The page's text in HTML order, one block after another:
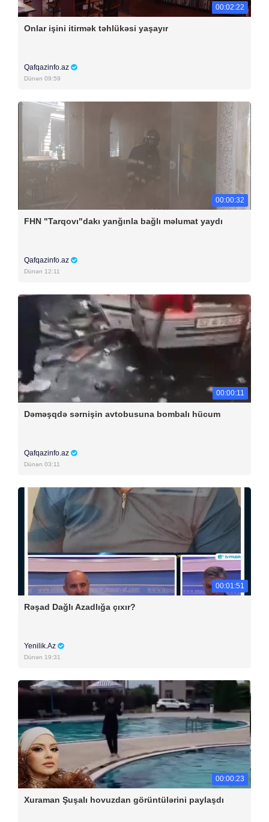
00:02:22
Onlar işini itirmək təhlükəsi yaşayır
Qafqazinfo.az
Dünən 09:59
00:00:32
FHN "Tarqovı"dakı yanğınla bağlı məlumat yaydı
Qafqazinfo.az
Dünən 12:11
00:00:11
Dəməşqdə sərnişin avtobusuna bombalı hücum
Qafqazinfo.az
Dünən 03:11
00:01:51
Rəşad Dağlı Azadlığa çıxır?
Yenilik.Az
Dünən 19:31
00:00:23
Xuraman Şuşalı hovuzdan görüntülərini paylaşdı